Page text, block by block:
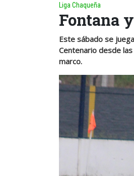
Liga Chaqueña
Fontana
Este sábado se
Centenario desde
marco.